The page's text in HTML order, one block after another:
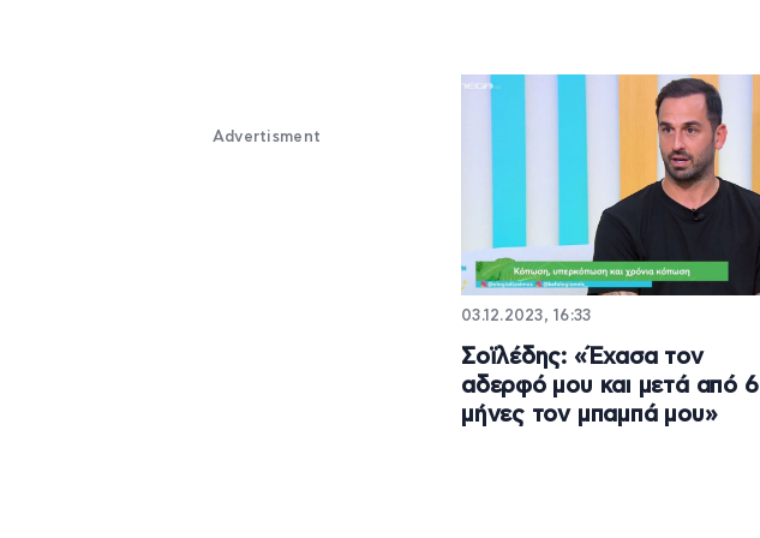
Advertisment
03.12.2023, 16:33
Σοϊλέδης: «Έχασα τον
αδερφό μου και μετά από 6
μήνες τον μπαμπά μου»